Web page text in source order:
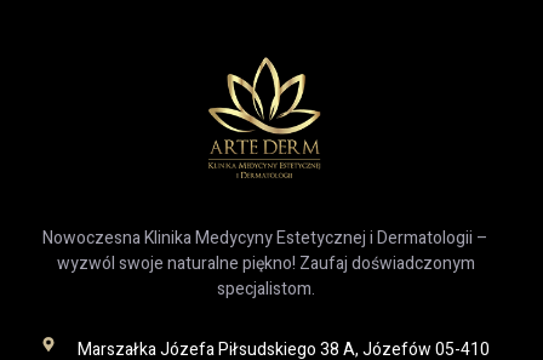
Nowoczesna Klinika Medycyny Estetycznej i Dermatologii –
wyzwól swoje naturalne piękno! Zaufaj doświadczonym
specjalistom.
Marszałka Józefa Piłsudskiego 38 A, Józefów 05-410